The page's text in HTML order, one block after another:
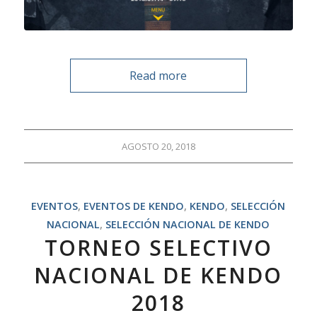
Read more
AGOSTO 20, 2018
EVENTOS, EVENTOS DE KENDO, KENDO, SELECCIÓN
NACIONAL, SELECCIÓN NACIONAL DE KENDO
TORNEO SELECTIVO
NACIONAL DE KENDO
2018